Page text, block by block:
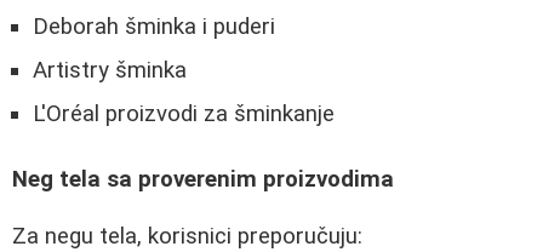
Deborah šminka i puderi
Artistry šminka
L'Oréal proizvodi za šminkanje
Neg tela sa proverenim proizvodima
Za negu tela, korisnici preporučuju: